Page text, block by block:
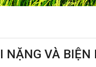
NẶNG VÀ BIỆN